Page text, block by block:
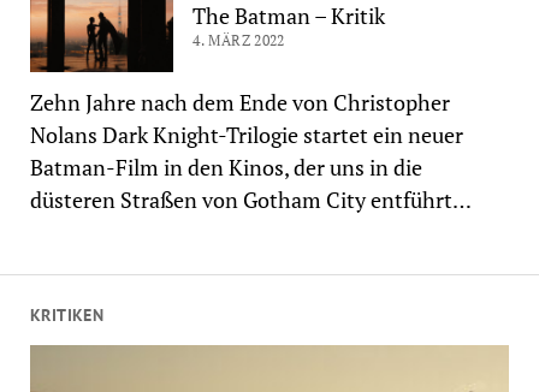
KRITIKEN
The Batman – Kritik
4. MÄRZ 2022
Zehn Jahre nach dem Ende von Christopher
Nolans Dark Knight-Trilogie startet ein neuer
Batman-Film in den Kinos, der uns in die
düsteren Straßen von Gotham City entführt…